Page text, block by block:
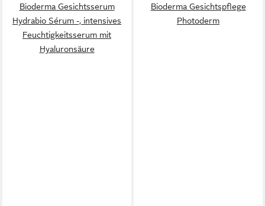
Bioderma Gesichtsserum
Hydrabio Sérum -, intensives
Feuchtigkeitsserum mit
Hyaluronsäure
Bioderma Gesichtspflege
Photoderm